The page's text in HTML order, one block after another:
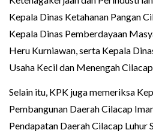
Kepala Dinas Ketahanan Pangan
Kepala Dinas Pemberdayaan
Heru Kurniawan, serta Kepala
Usaha Kecil dan Menengah
Selain itu, KPK juga memeriksa
Pembangunan Daerah Cilacap
Pendapatan Daerah Cilacap Luhur